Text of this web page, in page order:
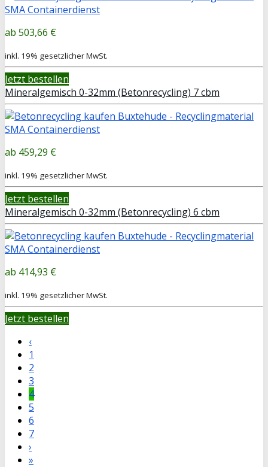
503,66 €
inkl. 19% gesetzlicher MwSt.
Jetzt bestellen
Mineralgemisch 0-32mm (Betonrecycling) 7 cbm
459,29 €
inkl. 19% gesetzlicher MwSt.
Jetzt bestellen
Mineralgemisch 0-32mm (Betonrecycling) 6 cbm
414,93 €
inkl. 19% gesetzlicher MwSt.
Jetzt bestellen
‹
1
2
3
4
5
6
7
›
»